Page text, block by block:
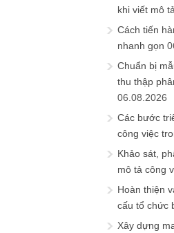
khi viết mô
Cách tiến
nhanh gọn
Chuẩn bị
thu thập
06.08.2026
Các bước
công việc
Khảo sát,
mô tả công
Hoàn thiện
cấu tổ chức
Xây dựng